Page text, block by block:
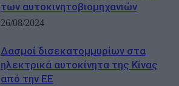
των αυτοκινητοβιομηχανιών
26/08/2024
Δασμοί δισεκατομμυρίων στα
ηλεκτρικά αυτοκίνητα της Κίνας
από την ΕΕ